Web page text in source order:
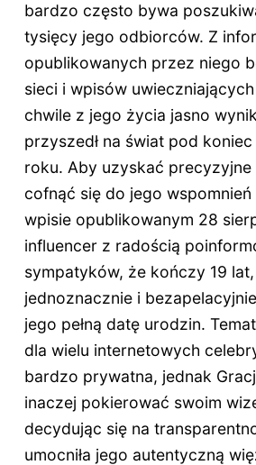
bardzo często bywa
tysięcy jego odbiorców. Z
opublikowanych przez niego
sieci i wpisów
chwile z jego życia jasno
przyszedł na świat pod
roku. Aby uzyskać
cofnąć się do jego
wpisie opublikowanym 28
influencer z radością
sympatyków, że kończy 19
jednoznacznie i
jego pełną datę urodzin.
dla wielu internetowych
bardzo prywatna, jednak
inaczej pokierować swoim
decydując się na
umocniła jego autentyczną